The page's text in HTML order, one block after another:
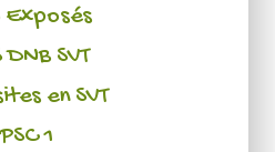
Exposés
DNB SVT
en SVT
PSC 1